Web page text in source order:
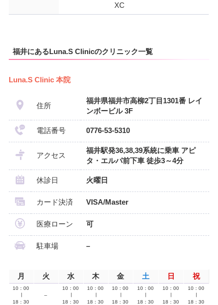
XC
福井にあるLuna.S Clinicのクリニック一覧
Luna.S Clinic 本院
住所
福井県福井市高柳2丁目1301番 レイ
ンボービル 3F
電話番号 0776-53-5310
アクセス
福井駅発36,38,39系統に乗車 アピ
タ・エルパ前下車 徒歩3～4分
休診日 火曜日
カード決済 VISA/Master
医療ローン 可
駐車場 –
月 火 水 木 金 土 日 祝
10：00
18：30
–
10：00
18：30
10：00
18：30
10：00
18：30
10：00
18：30
10：00
18：30
10：00
18：30